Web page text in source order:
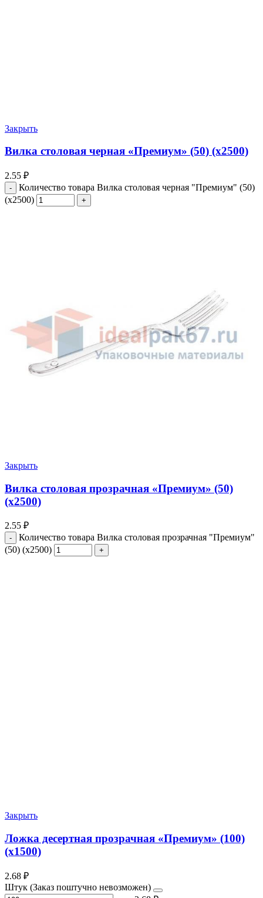
Закрыть
Вилка столовая черная «Премиум» (50) (х2500)
2.55 ₽
Количество товара Вилка столовая черная "Премиум" (50)
(х2500)
Закрыть
Вилка столовая прозрачная «Премиум» (50)
(х2500)
2.55 ₽
Количество товара Вилка столовая прозрачная "Премиум"
(50) (х2500)
Закрыть
Ложка десертная прозрачная «Премиум» (100)
(х1500)
2.68 ₽
Штук (Заказ поштучно невозможен)